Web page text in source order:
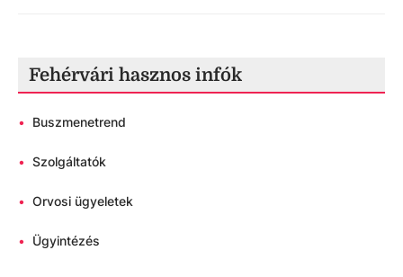
Fehérvári hasznos infók
• Buszmenetrend
• Szolgáltatók
• Orvosi ügyeletek
• Ügyintézés